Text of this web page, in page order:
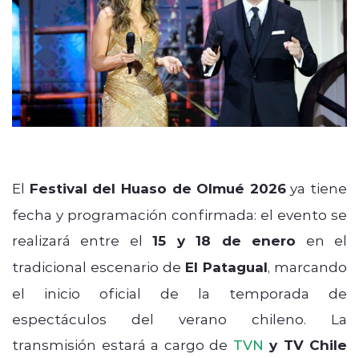
modo claro
El Festival del Huaso de Olmué 2026ya tiene
fecha y programación confirmada: el evento se
realizará entre el15 y 18 de enero en el
tradicional escenario de El Patagual, marcando
el inicio oficial de la temporada de
espectáculos del verano chileno. La
transmisión estará a cargo de TVN y TV Chile